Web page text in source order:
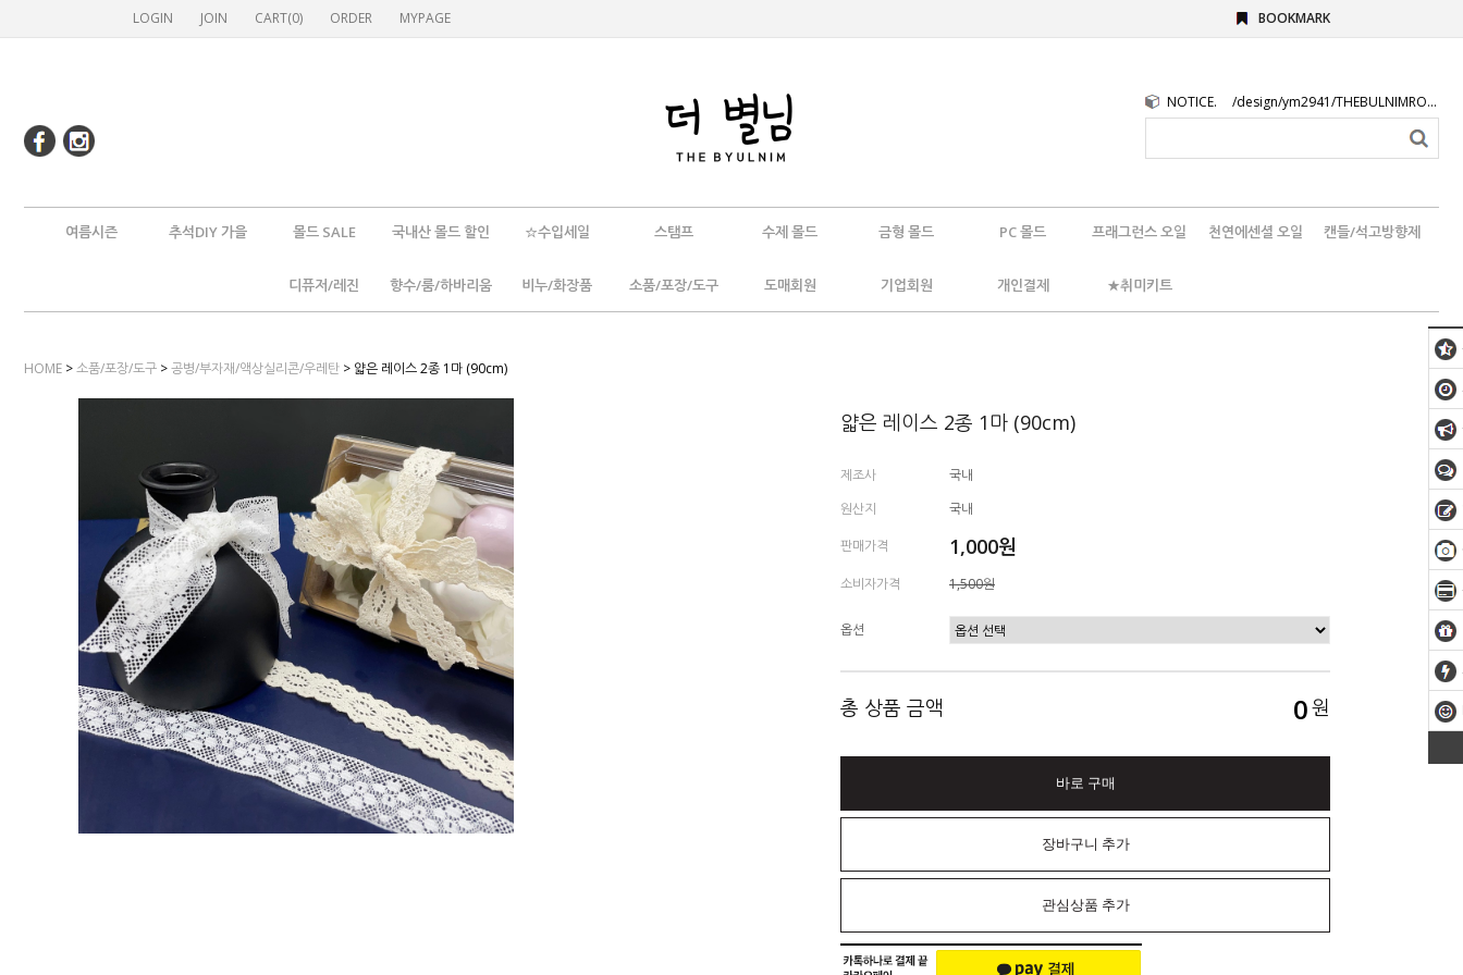
LOGIN JOIN CART(0) ORDER MYPAGE BOOKMARK
NOTICE. /design/ym2941/THEBULNIMROGO.png
여름시즌 추석DIY 가을 몰드 SALE 국내산 몰드 할인 ☆수입세일 스탬프 수제 몰드 금형 몰드 PC 몰드 프래그런스 오일 천연에센셜 오일 캔들/석고방향제
디퓨저/레진 향수/룸/하바리움 비누/화장품 소품/포장/도구 도매회원 기업회원 개인결제 ★취미키트
HOME >소품/포장/도구 >공병/부자재/액상실리콘/우레탄 > 얇은 레이스 2종 1마 (90cm)
얇은 레이스 2종 1마 (90cm)
제조사
국내
원산지
국내
판매가격
1,000원
소비자가격 1,500원
옵션
총 상품 금액 0원
바로 구매
장바구니 추가
관심상품 추가